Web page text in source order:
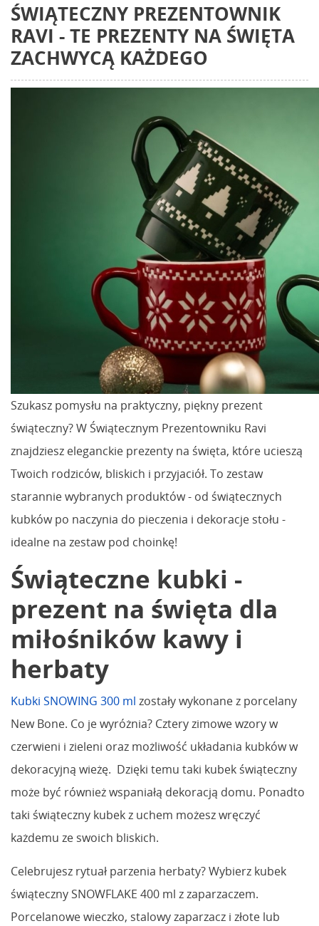
ŚWIĄTECZNY PREZENTOWNIK
RAVI - TE PREZENTY NA ŚWIĘTA
ZACHWYCĄ KAŻDEGO
Szukasz pomysłu na praktyczny, piękny prezent
świąteczny? W Świątecznym Prezentowniku Ravi
znajdziesz eleganckie prezenty na święta, które ucieszą
Twoich rodziców, bliskich i przyjaciół. To zestaw
starannie wybranych produktów - od świątecznych
kubków po naczynia do pieczenia i dekoracje stołu -
idealne na zestaw pod choinkę!
Świąteczne kubki -
prezent na święta dla
miłośników kawy i
herbaty
Kubki SNOWING 300 ml zostały wykonane z porcelany
New Bone. Co je wyróżnia? Cztery zimowe wzory w
czerwieni i zieleni oraz możliwość układania kubków w
dekoracyjną wieżę. Dzięki temu taki kubek świąteczny
może być również wspaniałą dekoracją domu. Ponadto
taki świąteczny kubek z uchem możesz wręczyć
każdemu ze swoich bliskich.
Celebrujesz rytuał parzenia herbaty? Wybierz kubek
świąteczny SNOWFLAKE 400 ml z zaparzaczem.
Porcelanowe wieczko, stalowy zaparzacz i złote lub